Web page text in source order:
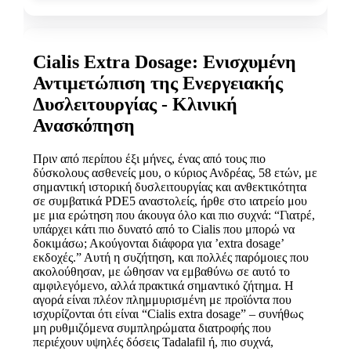
Cialis Extra Dosage: Ενισχυμένη
Αντιμετώπιση της Ενεργειακής
Δυσλειτουργίας - Κλινική
Ανασκόπηση
Πριν από περίπου έξι μήνες, ένας από τους πιο
δύσκολους ασθενείς μου, ο κύριος Ανδρέας, 58 ετών, με
σημαντική ιστορική δυσλειτουργίας και ανθεκτικότητα
σε συμβατικά PDE5 αναστολείς, ήρθε στο ιατρείο μου
με μια ερώτηση που άκουγα όλο και πιο συχνά: “Γιατρέ,
υπάρχει κάτι πιο δυνατό από το Cialis που μπορώ να
δοκιμάσω; Ακούγονται διάφορα για ’extra dosage’
εκδοχές.” Αυτή η συζήτηση, και πολλές παρόμοιες που
ακολούθησαν, με ώθησαν να εμβαθύνω σε αυτό το
αμφιλεγόμενο, αλλά πρακτικά σημαντικό ζήτημα. Η
αγορά είναι πλέον πλημμυρισμένη με προϊόντα που
ισχυρίζονται ότι είναι “Cialis extra dosage” – συνήθως
μη ρυθμιζόμενα συμπληρώματα διατροφής που
περιέχουν υψηλές δόσεις Tadalafil ή, πιο συχνά,